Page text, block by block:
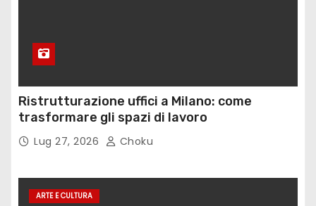
Ristrutturazione uffici a Milano: come
trasformare gli spazi di lavoro
Lug 27, 2026 Choku
ARTE E CULTURA